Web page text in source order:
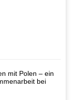
mit Polen – ein
bei